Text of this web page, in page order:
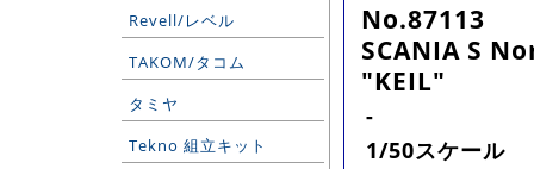
Revell/レベル
TAKOM/タコム
タミヤ
Tekno 組立キット
No.87113
SCANIA S
"KEIL"
-
1/50スケール